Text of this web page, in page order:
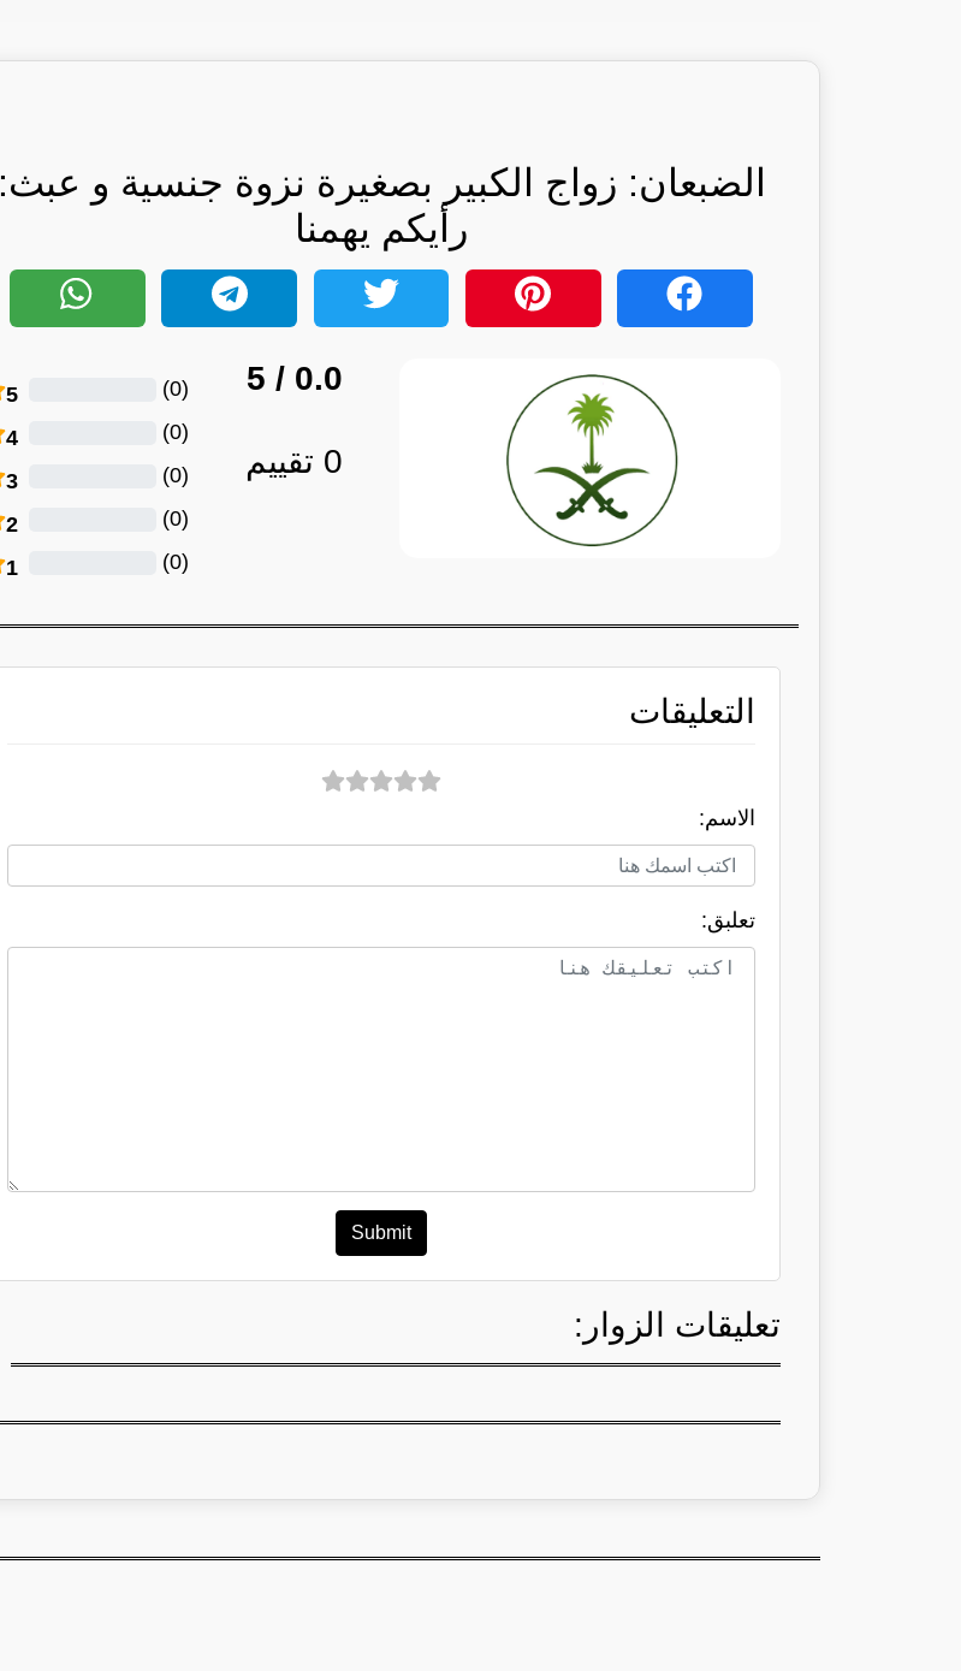
الضبعان: زواج الكبير بصغيرة نزوة جنسية و عبث:
رأيكم يهمنا
0.0
/ 5
0 تقييم
5 (
0
)
4 (
0
)
3 (
0
)
2 (
0
)
1 (
0
)
التعليقات
الاسم:
تعلبق:
Submit
تعليقات الزوار: